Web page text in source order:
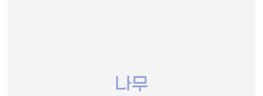
나무